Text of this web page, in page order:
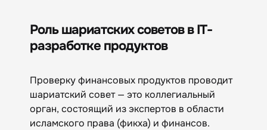
Роль шариатских советов в IT-
разработке продуктов
Проверку финансовых продуктов проводит
шариатский совет — это коллегиальный
орган, состоящий из экспертов в области
исламского права (фикха) и финансов.